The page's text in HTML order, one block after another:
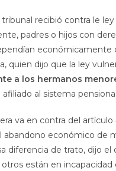
recibió contra le
padres o hijos con
económicamente
quien dijo que la ley
a los hermanos
al sistema
va en contra del
económico de
diferencia de trato, dijo
están en